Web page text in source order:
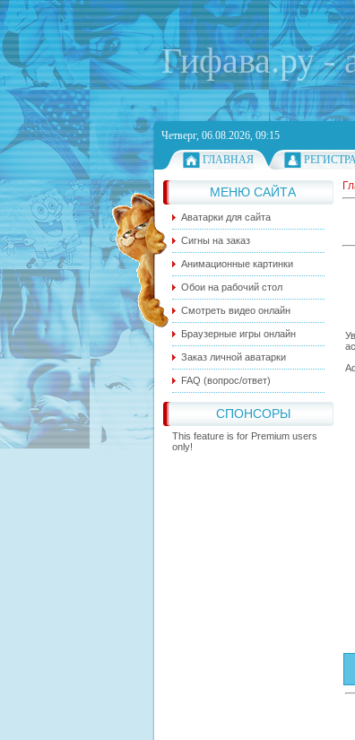
Гифава.ру -
Четверг, 06.08.2026, 09:15
ГЛАВНАЯ
МЕНЮ САЙТА
Аватарки для сайта
Сигны на заказ
Анимационные картинки
Обои на рабочий стол
Смотреть видео онлайн
Браузерные игры онлайн
Заказ личной аватарки
FAQ (вопрос/ответ)
СПОНСОРЫ
This feature is for Premium users
only!